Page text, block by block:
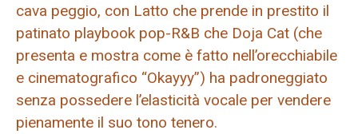
cava peggio, con Latto che prende in prestito il
patinato playbook pop-R&B che Doja Cat (che
presenta e mostra come è fatto nell’orecchiabile
e cinematografico “Okayyy”) ha padroneggiato
senza possedere l’elasticità vocale per vendere
pienamente il suo tono tenero.